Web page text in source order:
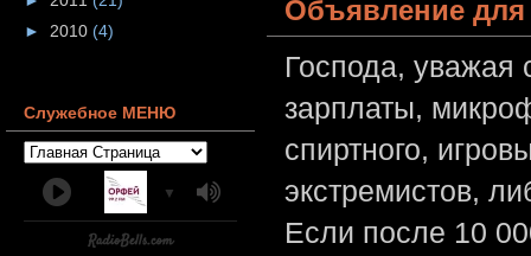
Объявление для
Господа,
зарплаты,
спиртного,
экстремистов,
Если после 10
► 2010 (4)
Служебное МЕНЮ
▼